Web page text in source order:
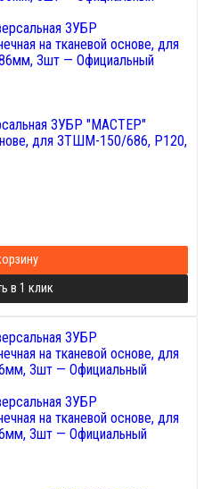
ЗУБР "МАСТЕР"
для ЗТШМ-150/686, P120,
в 1 клик